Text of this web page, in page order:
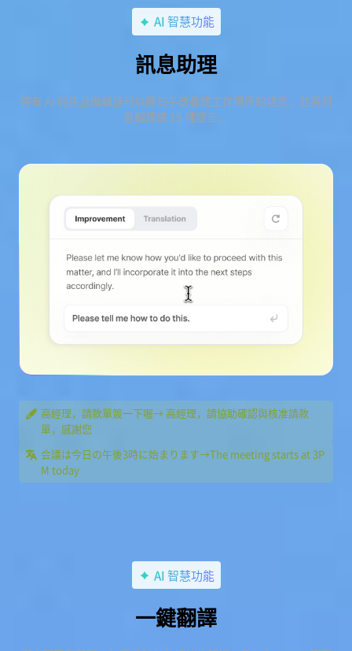
AI 智慧功能
訊息助理
帶有 AI 的訊息編輯器可以將句子改善成工作場所的語氣，並將訊
息翻譯成 15 種語言。
高經理，請款單簽一下喔→ 高經理，請協助確認與核准請款
單，感謝您
会議は今日の午後3時に始まります→The meeting starts at 3P
M today
AI 智慧功能
一鍵翻譯